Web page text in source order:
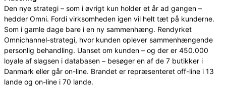
Den nye strategi – som i øvrigt kun holder et år ad gangen –
hedder Omni. Fordi virksomheden igen vil helt tæt på kunderne.
Som i gamle dage bare i en ny sammenhæng. Rendyrket
Omnichannel-strategi, hvor kunden oplever sammenhængende
personlig behandling. Uanset om kunden – og der er 450.000
loyale af slagsen i databasen – besøger en af de 7 butikker i
Danmark eller går on-line. Brandet er repræsenteret off-line i 13
lande og on-line i 70 lande.